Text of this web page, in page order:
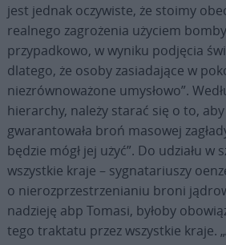
jest jednak oczywiste, że stoimy
realnego zagrożenia użyciem
przypadkowo, w wyniku podjęcia
dlatego, że osoby zasiadające w
niezrównoważone umysłowo”.
hierarchy, należy starać się o to, aby
gwarantowała broń masowej
będzie mógł jej użyć”. Do udziału w
wszystkie kraje – sygnatariuszy
o nierozprzestrzenianiu broni
nadzieję abp Tomasi, byłoby
tego traktatu przez wszystkie kraje.